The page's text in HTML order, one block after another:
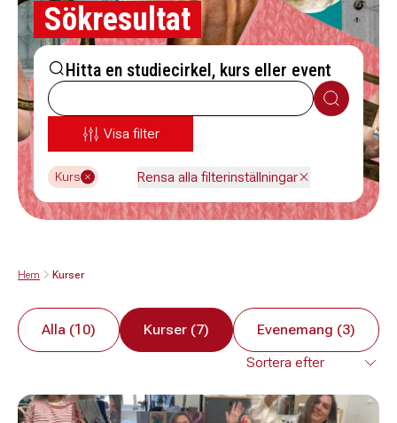
Sökresultat
Hitta en studiecirkel, kurs eller event
Sök
Visa filter
Kurs Rensa alla filterinställningar
Hem Kurser
Alla (10) Kurser (7) Evenemang (3)